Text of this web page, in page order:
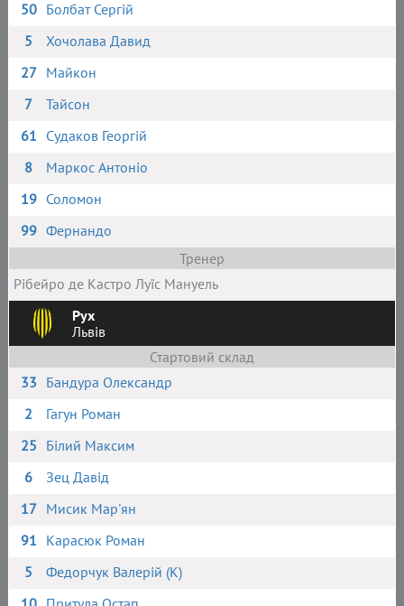
50 Болбат Сергій
5
Хочолава Давид
27 Майкон
7
Тайсон
61 Судаков Георгій
8
Маркос Антоніо
19 Соломон
99 Фернандо
Тренер
Рібейро де Кастро Луїс Мануель
Рух
Львів
Стартовий склад
33 Бандура Олександр
2
Гагун Роман
25 Білий Максим
6
Зец Давід
17 Мисик Мар'ян
91 Карасюк Роман
5
Федорчук Валерій (К)